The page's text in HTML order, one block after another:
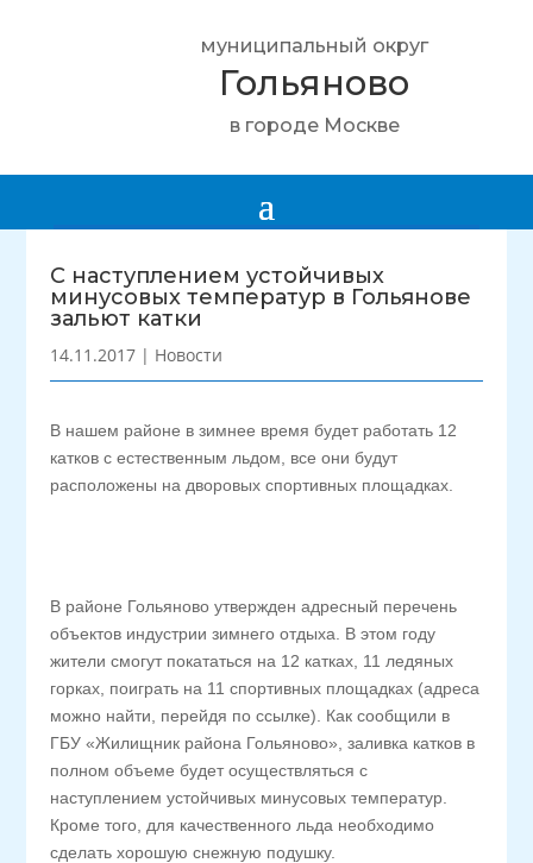
муниципальный округ
Гольяново
в городе Москве
С наступлением устойчивых
минусовых температур в Гольянове
зальют катки
14.11.2017 | Новости
В нашем районе в зимнее время будет работать 12
катков с естественным льдом, все они будут
расположены на дворовых спортивных площадках.
В районе Гольяново утвержден адресный перечень
объектов индустрии зимнего отдыха. В этом году
жители смогут покататься на 12 катках, 11 ледяных
горках, поиграть на 11 спортивных площадках (адреса
можно найти, перейдя по ссылке). Как сообщили в
ГБУ «Жилищник района Гольяново», заливка катков в
полном объеме будет осуществляться с
наступлением устойчивых минусовых температур.
Кроме того, для качественного льда необходимо
сделать хорошую снежную подушку.